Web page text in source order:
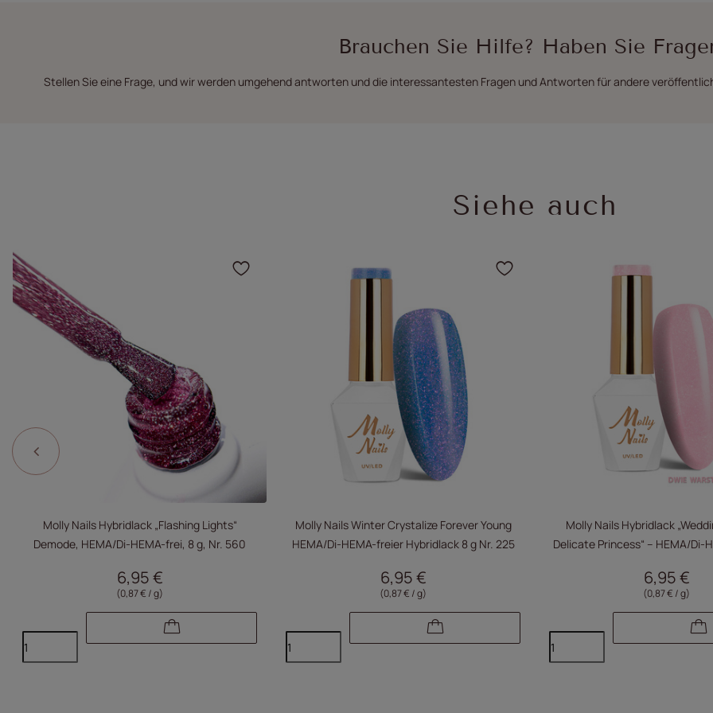
Brauchen Sie Hilfe? Haben Sie
Stellen Sie eine Frage, und wir werden umgehend antworten und die interessantesten Fragen und Antworten für andere
Siehe auch
Molly Nails Hybridlack „Flashing Lights“
Demode, HEMA/Di-HEMA-frei, 8 g, Nr. 560
6,95 €
(0,87 € / g)
Klicken Sie, um das Produkt zu Ihren Favoriten
Molly Nails Winter Crystalize Forever Young
HEMA/Di-HEMA-freier Hybridlack 8 g Nr. 225
6,95 €
(0,87 € / g)
Klicken Sie, um das
Molly Nails Hybridlack
Delicate Princess“ – HEMA/Di-
6,95 €
(0,87 € / g)